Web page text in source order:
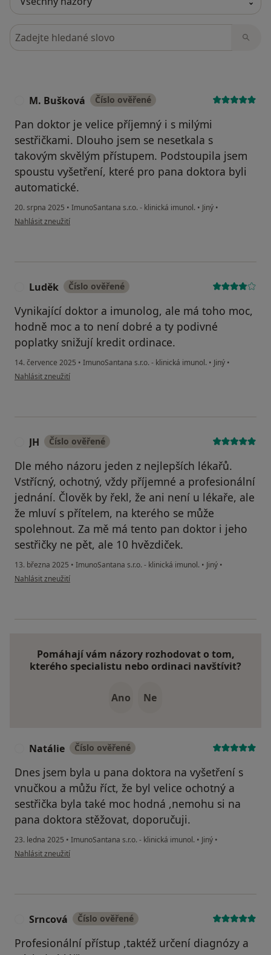
Hledejte v názorech
M. Bušková Číslo ověřené
Pan doktor je velice příjemný i s milými
sestřičkami. Dlouho jsem se nesetkala s
takovým skvělým přístupem. Podstoupila jsem
spoustu vyšetření, které pro pana doktora byli
automatické.
20. srpna 2025 • ImunoSantana s.r.o. - klinická imunol. • Jiný •
podle názoru uživatele M. Bušková
Nahlásit zneužití
Luděk Číslo ověřené
Vynikající doktor a imunolog, ale má toho moc,
hodně moc a to není dobré a ty podivné
poplatky snižují kredit ordinace.
14. července 2025 • ImunoSantana s.r.o. - klinická imunol. • Jiný •
podle názoru uživatele Luděk
Nahlásit zneužití
JH Číslo ověřené
Dle mého názoru jeden z nejlepších lékařů.
Vstřícný, ochotný, vždy příjemné a profesionální
jednání. Člověk by řekl, že ani není u lékaře, ale
že mluví s přítelem, na kterého se může
spolehnout. Za mě má tento pan doktor i jeho
sestřičky ne pět, ale 10 hvězdiček.
13. března 2025 • ImunoSantana s.r.o. - klinická imunol. • Jiný •
podle názoru uživatele JH
Nahlásit zneužití
Pomáhají vám názory rozhodovat o tom,
kterého specialistu nebo ordinaci navštívit?
Ano Ne
Natálie Číslo ověřené
Dnes jsem byla u pana doktora na vyšetření s
vnučkou a můžu říct, že byl velice ochotný a
sestřička byla také moc hodná ,nemohu si na
pana doktora stěžovat, doporučuji.
23. ledna 2025 • ImunoSantana s.r.o. - klinická imunol. • Jiný •
podle názoru uživatele Natálie
Nahlásit zneužití
Srncová Číslo ověřené
Profesionální přístup ,taktéž určení diagnózy a